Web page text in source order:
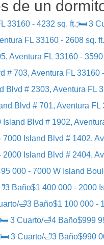
de un
33160 - 4232 sq. ft.;🛏 3
FL 33160 - 2608 sq.
Aventura FL 33160 -
# 703, Aventura FL
Blvd # 2303, Aventura FL
Blvd # 701, Aventura
Island Blvd # 1902,
7000 Island Blvd # 1402,
2000 Island Blvd # 2404,
000 - 7000 W Island
Baño$1 400 000 - 2000
🛁3 Baño$1 100 000 -
3 Cuarto/🛁4 Baño$999
3 Cuarto/🛁3 Baño$990